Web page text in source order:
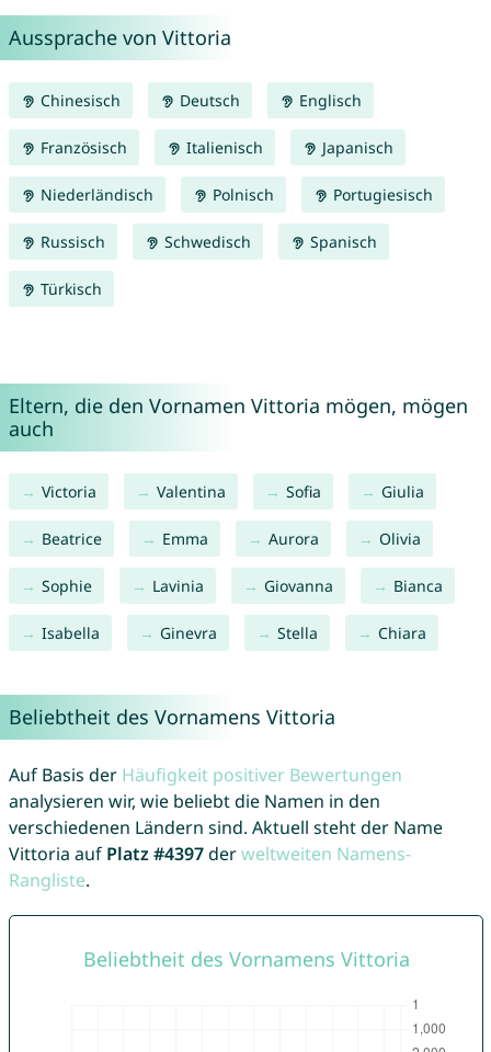
Aussprache von Vittoria
Chinesisch Deutsch Englisch
Französisch Italienisch Japanisch
Niederländisch Polnisch Portugiesisch
Russisch Schwedisch Spanisch
Türkisch
Eltern, die den Vornamen Vittoria mögen, mögen
auch
Victoria Valentina Sofia Giulia
Beatrice Emma Aurora Olivia
Sophie Lavinia Giovanna Bianca
Isabella Ginevra Stella Chiara
Beliebtheit des Vornamens Vittoria
Auf Basis der Häufigkeit positiver Bewertungen
analysieren wir, wie beliebt die Namen in den
verschiedenen Ländern sind. Aktuell steht der Name
Vittoria auf Platz #4397derweltweiten Namens-
Rangliste.